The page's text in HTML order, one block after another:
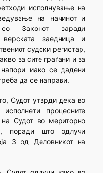
исполнување на
на начинот и
со Законот заради
заедница и
судски регистар,
за сите граѓани и за
иако се дадени
да се направи.
Судот утврди дека во
процесните
Судот во мериторно
поради што одлучи
3 од Деловникот на